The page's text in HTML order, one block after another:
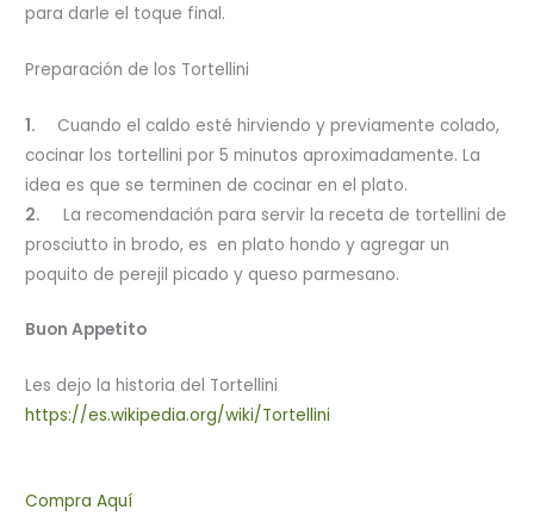
para darle el toque final.
Preparación de los Tortellini
1.
Cuando el caldo esté hirviendo y previamente colado,
cocinar los tortellini por 5 minutos aproximadamente. La
idea es que se terminen de cocinar en el plato.
2.
La recomendación para servir la receta de tortellini de
prosciutto in brodo, es en plato hondo y agregar un
poquito de perejil picado y queso parmesano.
Buon Appetito
Les dejo la historia del Tortellini
https://es.wikipedia.org/wiki/Tortellini
Compra Aquí